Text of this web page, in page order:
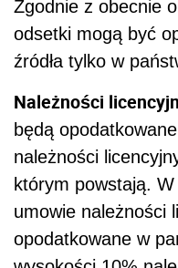
Zgodnie z obecnie
odsetki mogą być
źródła tylko w
Należności
będą
należności
którym powstają.
umowie należności
opodatkowane w